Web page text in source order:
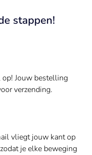
stappen!
Jouw bestelling
verzending.
vliegt jouw kant op
je elke beweging